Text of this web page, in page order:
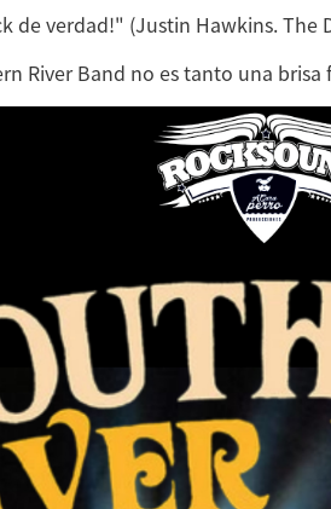
de verdad!" (Justin Hawkins. The
River Band no es tanto una